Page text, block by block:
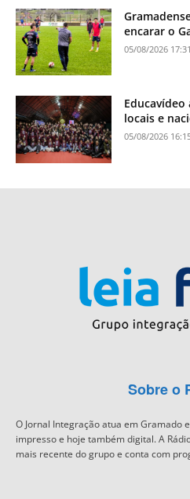
encarar o
05/08/2026 17:31
locais e
05/08/2026
Sobre o
O Jornal Integração atua em Gramado
impresso e hoje também digital. A
mais recente do grupo e conta com